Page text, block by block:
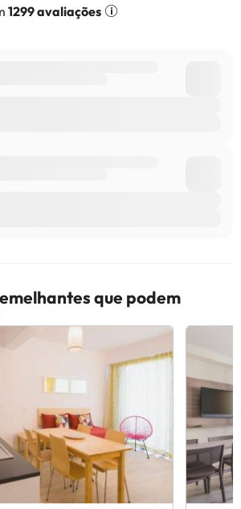
só podem fazer o check-in se
1299 avaliações
que podem